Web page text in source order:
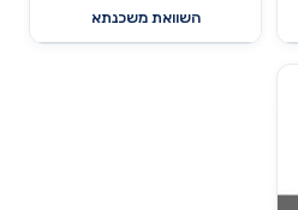
השוואת משכנתא